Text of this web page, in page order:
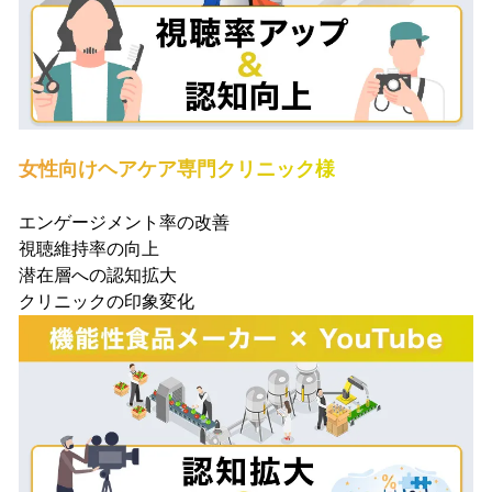
女性向けヘアケア専門クリニック様
エンゲージメント率の改善
視聴維持率の向上
潜在層への認知拡大
クリニックの印象変化